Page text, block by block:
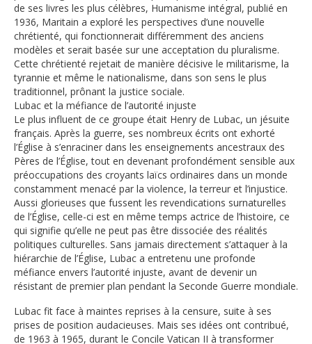
de ses livres les plus célèbres, Humanisme intégral, publié en
1936, Maritain a exploré les perspectives d’une nouvelle
chrétienté, qui fonctionnerait différemment des anciens
modèles et serait basée sur une acceptation du pluralisme.
Cette chrétienté rejetait de manière décisive le militarisme, la
tyrannie et même le nationalisme, dans son sens le plus
traditionnel, prônant la justice sociale.
Lubac et la méfiance de l’autorité injuste
Le plus influent de ce groupe était Henry de Lubac, un jésuite
français. Après la guerre, ses nombreux écrits ont exhorté
l’Église à s’enraciner dans les enseignements ancestraux des
Pères de l’Église, tout en devenant profondément sensible aux
préoccupations des croyants laïcs ordinaires dans un monde
constamment menacé par la violence, la terreur et l’injustice.
Aussi glorieuses que fussent les revendications surnaturelles
de l’Église, celle-ci est en même temps actrice de l’histoire, ce
qui signifie qu’elle ne peut pas être dissociée des réalités
politiques culturelles. Sans jamais directement s’attaquer à la
hiérarchie de l’Église, Lubac a entretenu une profonde
méfiance envers l’autorité injuste, avant de devenir un
résistant de premier plan pendant la Seconde Guerre mondiale.
Lubac fit face à maintes reprises à la censure, suite à ses
prises de position audacieuses. Mais ses idées ont contribué,
de 1963 à 1965, durant le Concile Vatican II à transformer